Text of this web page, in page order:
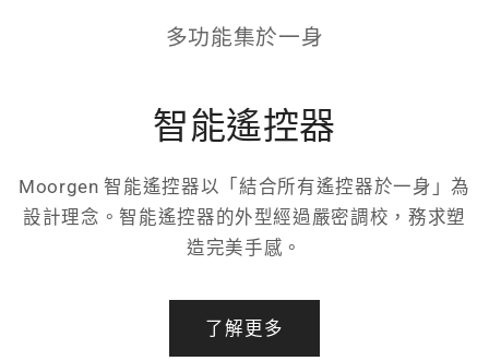
多功能集於一身
智能遙控器
Moorgen 智能遙控器以「結合所有遙控器於一身」為
設計理念。智能遙控器的外型經過嚴密調校，務求塑
造完美手感。
了解更多